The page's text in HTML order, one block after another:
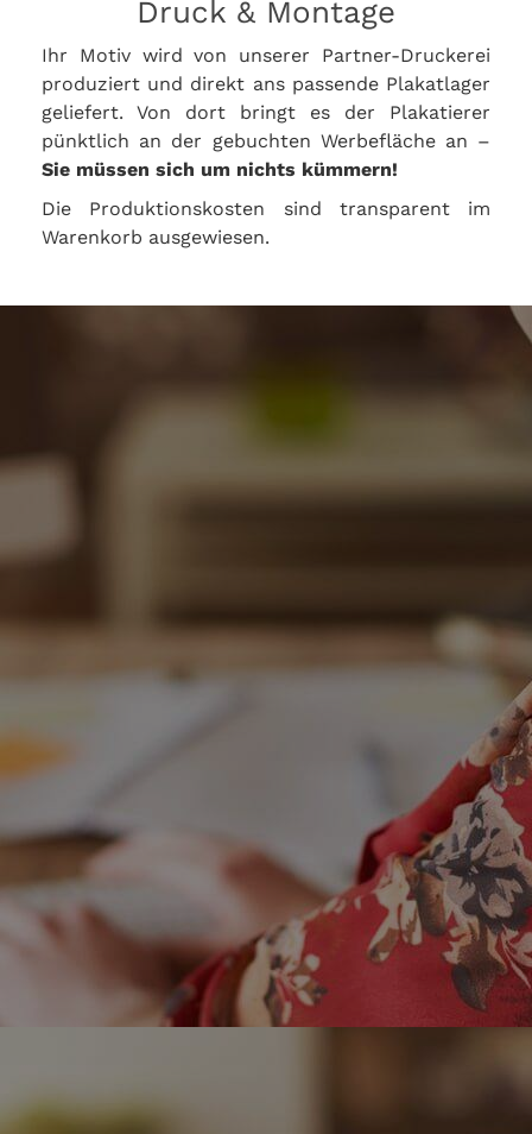
Druck & Montage
Ihr Motiv wird von unserer Partner-Druckerei
produziert und direkt ans passende Plakatlager
geliefert. Von dort bringt es der Plakatierer
pünktlich an der gebuchten Werbefläche an –
Sie müssen sich um nichts kümmern!
Die Produktionskosten sind transparent im
Warenkorb ausgewiesen.